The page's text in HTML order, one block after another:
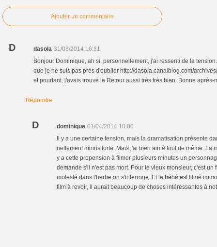
Ajouter un commentaire
D dasola 31/03/2014 16:31
Bonjour Dominique, ah si, personnellement, j'ai ressenti de la
que je ne suis pas près d'oublier http://dasola.canalblog.com/
et pourtant, j'avais trouvé le Retour aussi très très bien. Bonne après-
Répondre
D dominique 01/04/2014 10:00
Il y a une certaine tension, mais la dramatisation présente
nettement moins forte. Mais j'ai bien aimé tout de même. La
y a cette propension à filmer plusieurs minutes un
demande s'il n'est pas mort. Pour le vieux monsieur, c'est un
molesté dans l'herbe,on s'interroge. Et le bébé est filmé
film à revoir, il aurait beaucoup de choses intéressantes à